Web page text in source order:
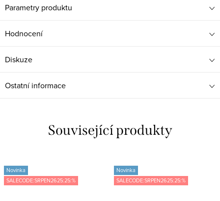
Parametry produktu
Hodnocení
Diskuze
Ostatní informace
Související produkty
Novinka
SALECODE:SRPEN2625:25:%
Novinka
SALECODE:SRPEN2625:25:%